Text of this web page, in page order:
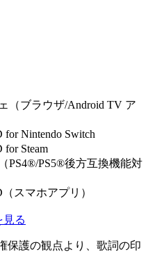
（ブラウザ/Android TV ア
Nintendo Switch
Steam
PS4®/PS5®後方互換機能対
スマホアプリ）
見る
保護の観点より、歌詞の印